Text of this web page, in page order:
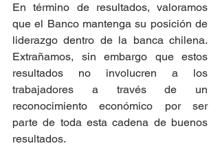
En término de resultados, valoramos
que el Banco mantenga su posición de
liderazgo dentro de la banca chilena.
Extrañamos, sin embargo que estos
resultados no involucren a los
trabajadores a través de un
reconocimiento económico por ser
parte de toda esta cadena de buenos
resultados.